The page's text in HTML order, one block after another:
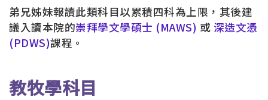
弟兄姊妹報讀此類科目以累積四科為上限，其後建
議入讀本院的崇拜學文學碩士 (MAWS) 或 深造文憑
(PDWS)課程。
教牧學科目